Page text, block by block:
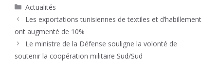
Catégories
Actualités
Les exportations tunisiennes de textiles et d’habillement
ont augmenté de 10%
Le ministre de la Défense souligne la volonté de
soutenir la coopération militaire Sud/Sud